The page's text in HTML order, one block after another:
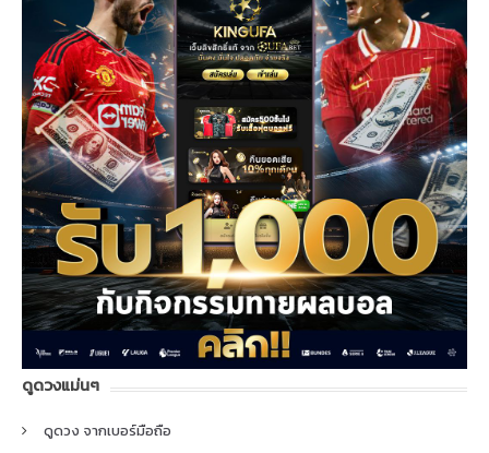
ดูดวงแม่นๆ
ดูดวง จากเบอร์มือถือ